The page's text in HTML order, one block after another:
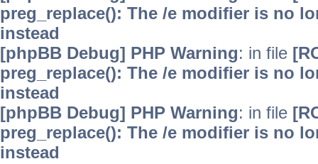
preg_replace(): The /e modifier is no
instead
[phpBB Debug] PHP Warning: in file
preg_replace(): The /e modifier is no
instead
[phpBB Debug] PHP Warning: in file
preg_replace(): The /e modifier is no
instead